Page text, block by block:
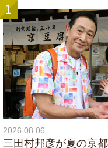
1
2026.08.06
三田村邦彦が夏の京